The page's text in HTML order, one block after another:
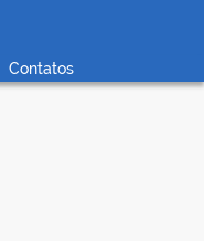
Contatos